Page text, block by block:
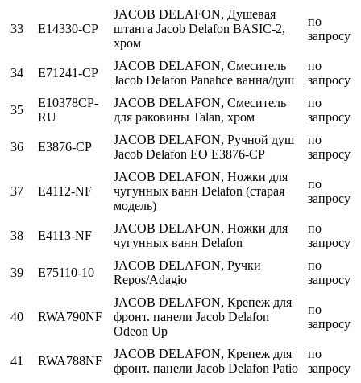
33 E14330-CP
JACOB DELAFON, Душевая
штанга Jacob Delafon BASIC-2,
хром
по
запросу
34 E71241-CP
JACOB DELAFON, Смеситель
Jacob Delafon Panahce ванна/душ
по
запросу
35
E10378CP-
RU
JACOB DELAFON, Смеситель
для раковины Talan, хром
по
запросу
36 E3876-CP
JACOB DELAFON, Ручной душ
Jacob Delafon EO E3876-CP
по
запросу
37 E4112-NF
JACOB DELAFON, Ножки для
чугунных ванн Delafon (старая
модель)
по
запросу
38 E4113-NF
JACOB DELAFON, Ножки для
чугунных ванн Delafon
по
запросу
39 E75110-10
JACOB DELAFON, Ручки
Repos/Adagio
по
запросу
40 RWA790NF
JACOB DELAFON, Крепеж для
фронт. панели Jacob Delafon
Odeon Up
по
запросу
41 RWA788NF
JACOB DELAFON, Крепеж для
фронт. панели Jacob Delafon Patio
по
запросу